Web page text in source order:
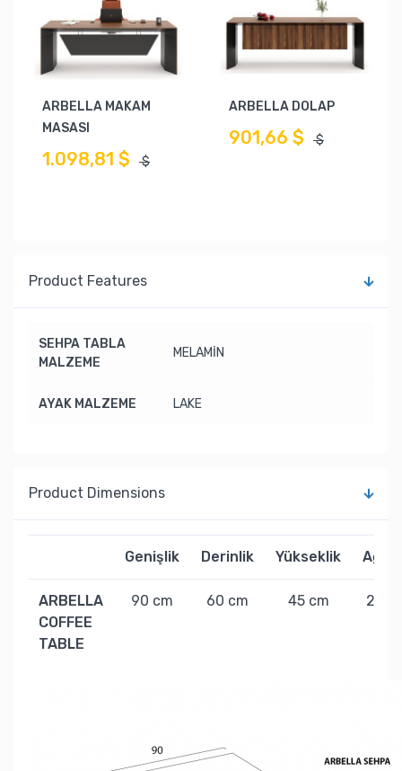
ARBELLA MAKAM
MASASI
1.098,81 $ $
ARBELLA DOLAP
901,66 $ $
Product Features
SEHPA TABLA
MALZEME
MELAMİN
AYAK MALZEME LAKE
Product Dimensions
Genişlik Derinlik Yükseklik
ARBELLA
COFFEE
TABLE
90 cm 60 cm 45 cm 25 kg